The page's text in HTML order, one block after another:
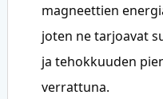
magneettien
joten ne tarjoavat
ja tehokkuuden
verrattuna.